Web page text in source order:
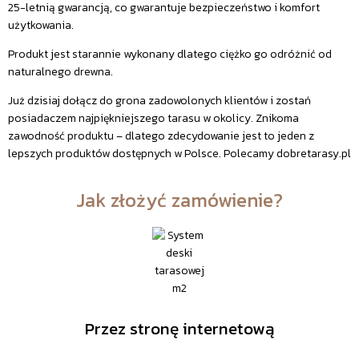
25-letnią gwarancją, co gwarantuje bezpieczeństwo i komfort
użytkowania.
Produkt jest starannie wykonany dlatego ciężko go odróżnić od
naturalnego drewna.
Już dzisiaj dołącz do grona zadowolonych klientów i zostań
posiadaczem najpiękniejszego tarasu w okolicy. Znikoma
zawodność produktu – dlatego zdecydowanie jest to jeden z
lepszych produktów dostępnych w Polsce. Polecamy dobretarasy.pl
Jak złożyć zamówienie?
Przez stronę internetową